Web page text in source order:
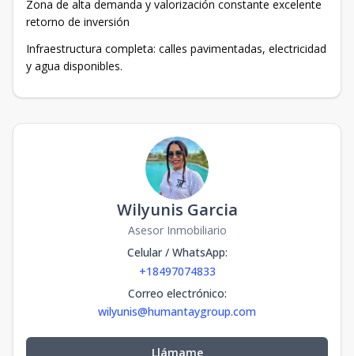
Zona de alta demanda y valorización constante excelente
retorno de inversión
Infraestructura completa: calles pavimentadas, electricidad
y agua disponibles.
Wilyunis Garcia
Asesor Inmobiliario
Celular / WhatsApp:
+18497074833
Correo electrónico:
wilyunis@humantaygroup.com
Llámame